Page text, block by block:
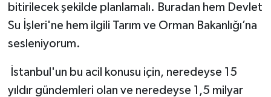
bitirilecek şekilde planlamalı. Buradan hem Devlet
Su İşleri'ne hem ilgili Tarım ve Orman Bakanlığı’na
sesleniyorum.
İstanbul'un bu acil konusu için, neredeyse 15
yıldır gündemleri olan ve neredeyse 1,5 milyar